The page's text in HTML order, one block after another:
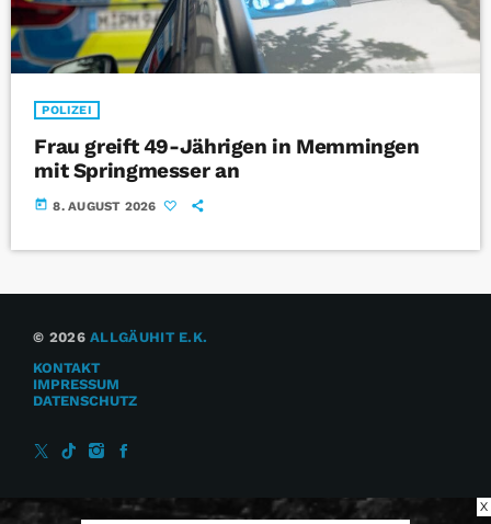
POLIZEI
Frau greift 49-Jährigen in Memmingen
mit Springmesser an
today 8. AUGUST 2026
© 2026ALLGÄUHIT E.K.
KONTAKT
IMPRESSUM
DATENSCHUTZ
X